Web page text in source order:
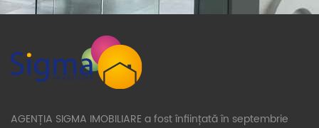
AGENȚIA SIGMA IMOBILIARE a fost înființată în septembrie